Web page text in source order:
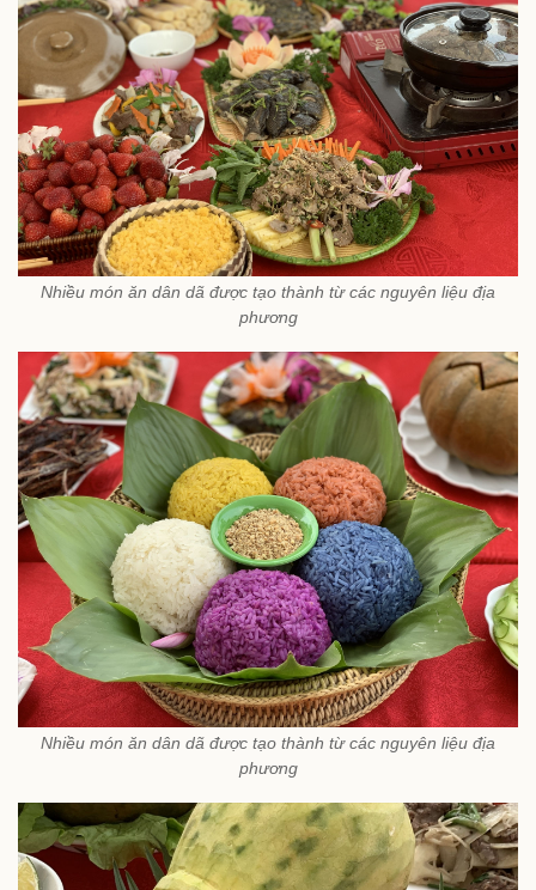
Nhiều món ăn dân dã được tạo thành từ các nguyên liệu địa
phương
Nhiều món ăn dân dã được tạo thành từ các nguyên liệu địa
phương